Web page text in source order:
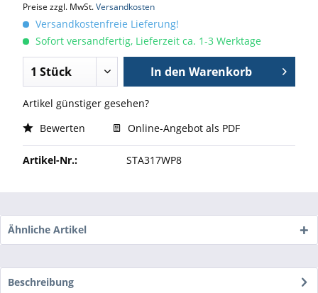
Preise zzgl. MwSt.Versandkosten
Versandkostenfreie Lieferung!
Sofort versandfertig, Lieferzeit ca. 1-3 Werktage
In den Warenkorb
Artikel günstiger gesehen?
Bewerten
Online-Angebot als PDF
Artikel-Nr.: STA317WP8
Ähnliche Artikel
Beschreibung